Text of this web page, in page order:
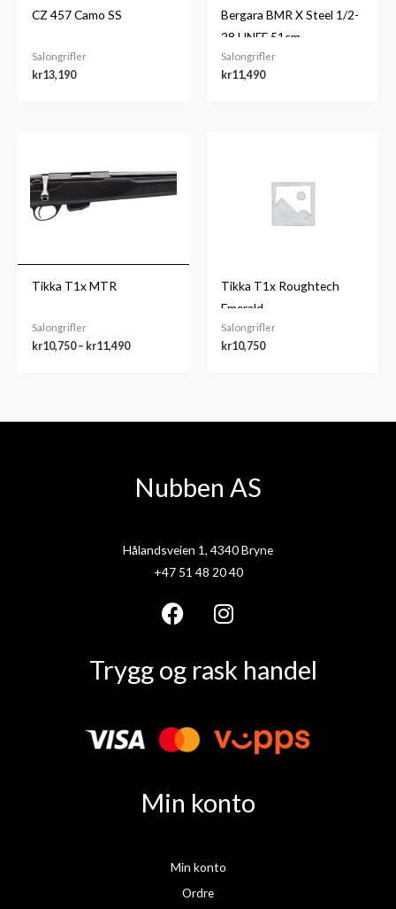
CZ 457 Camo SS
Salongrifler
kr13,190
Bergara BMR X Steel 1/2-
28 UNEF 51cm
Salongrifler
kr11,490
Tikka T1x MTR
Salongrifler
kr10,750– kr11,490
kr11,490
Tikka T1x Roughtech
Emerald
Salongrifler
kr10,750
Nubben AS
Hålandsveien 1, 4340 Bryne
+47 51 48 20 40
F
c
b
o
I
n
s
g
m
Trygg og rask handel
Min konto
Min konto
Ordre